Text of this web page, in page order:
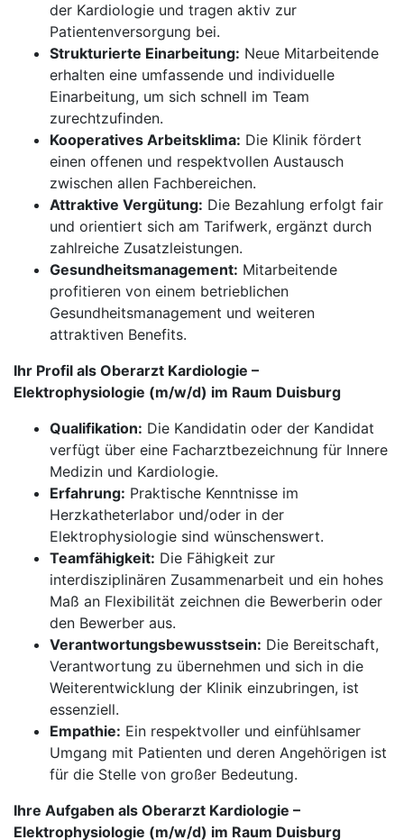
der Kardiologie und tragen aktiv zur
Patientenversorgung bei.
Strukturierte Einarbeitung: Neue Mitarbeitende
erhalten eine umfassende und individuelle
Einarbeitung, um sich schnell im Team
zurechtzufinden.
Kooperatives Arbeitsklima: Die Klinik fördert
einen offenen und respektvollen Austausch
zwischen allen Fachbereichen.
Attraktive Vergütung: Die Bezahlung erfolgt fair
und orientiert sich am Tarifwerk, ergänzt durch
zahlreiche Zusatzleistungen.
Gesundheitsmanagement: Mitarbeitende
profitieren von einem betrieblichen
Gesundheitsmanagement und weiteren
attraktiven Benefits.
Ihr Profil als Oberarzt Kardiologie –
Elektrophysiologie (m/w/d) im Raum Duisburg
Qualifikation: Die Kandidatin oder der Kandidat
verfügt über eine Facharztbezeichnung für Innere
Medizin und Kardiologie.
Erfahrung: Praktische Kenntnisse im
Herzkatheterlabor und/oder in der
Elektrophysiologie sind wünschenswert.
Teamfähigkeit: Die Fähigkeit zur
interdisziplinären Zusammenarbeit und ein hohes
Maß an Flexibilität zeichnen die Bewerberin oder
den Bewerber aus.
Verantwortungsbewusstsein: Die Bereitschaft,
Verantwortung zu übernehmen und sich in die
Weiterentwicklung der Klinik einzubringen, ist
essenziell.
Empathie: Ein respektvoller und einfühlsamer
Umgang mit Patienten und deren Angehörigen ist
für die Stelle von großer Bedeutung.
Ihre Aufgaben als Oberarzt Kardiologie –
Elektrophysiologie (m/w/d) im Raum Duisburg